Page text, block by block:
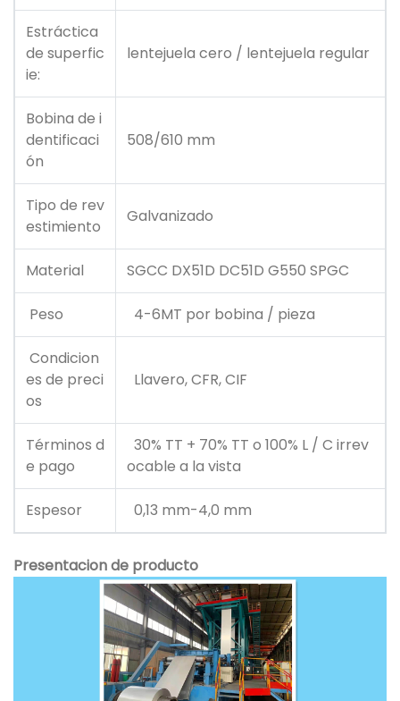
Estráctica
de superfic
ie:
lentejuela cero / lentejuela regular
Bobina de i
dentificaci
ón
508/610 mm
Tipo de rev
estimiento
Galvanizado
Material SGCC DX51D DC51D G550 SPGC
Peso 4-6MT por bobina / pieza
Condicion
es de preci
os
Llavero, CFR, CIF
Términos d
e pago
30% TT + 70% TT o 100% L / C irrev
ocable a la vista
Espesor 0,13 mm-4,0 mm
Presentacion de producto